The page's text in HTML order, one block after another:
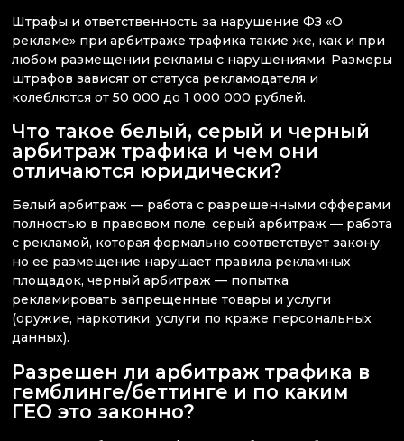
Штрафы и ответственность за нарушение ФЗ «О
рекламе» при арбитраже трафика такие же, как и при
любом размещении рекламы с нарушениями. Размеры
штрафов зависят от статуса рекламодателя и
колеблются от 50 000 до 1 000 000 рублей.
Что такое белый, серый и черный
арбитраж трафика и чем они
отличаются юридически?
Белый арбитраж — работа с разрешенными офферами
полностью в правовом поле, серый арбитраж — работа
с рекламой, которая формально соответствует закону,
но ее размещение нарушает правила рекламных
площадок, черный арбитраж — попытка
рекламировать запрещенные товары и услуги
(оружие, наркотики, услуги по краже персональных
данных).
Разрешен ли арбитраж трафика в
гемблинге/беттинге и по каким
ГЕО это законно?